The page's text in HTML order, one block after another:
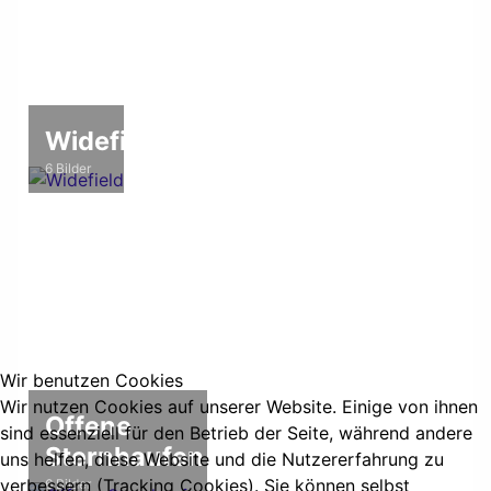
Widefield
6 Bilder
Offene
Sternhaufen
6 Bilder
Wir benutzen Cookies
Wir nutzen Cookies auf unserer Website. Einige von ihnen
sind essenziell für den Betrieb der Seite, während andere
uns helfen, diese Website und die Nutzererfahrung zu
verbessern (Tracking Cookies). Sie können selbst